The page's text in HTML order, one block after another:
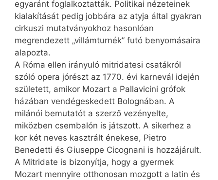
egyaránt foglalkoztatták. Politikai nézeteinek
kialakítását pedig jobbára az atyja által gyakran
cirkuszi mutatványokhoz hasonlóan
megrendezett „villámturnék” futó benyomásaira
alapozta.
A Róma ellen irányuló mitridatesi csatákról
szóló opera jórészt az 1770. évi karnevál idején
született, amikor Mozart a Pallavicini grófok
házában vendégeskedett Bolognában. A
milánói bemutatót a szerző vezényelte,
miközben csembalón is játszott. A sikerhez a
kor két neves kasztrált énekese, Pietro
Benedetti és Giuseppe Cicognani is hozzájárult.
A Mitridate is bizonyítja, hogy a gyermek
Mozart mennyire otthonosan mozgott a latin és